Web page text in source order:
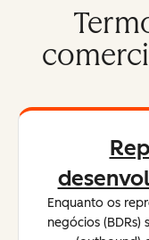
Enquanto os
negócios